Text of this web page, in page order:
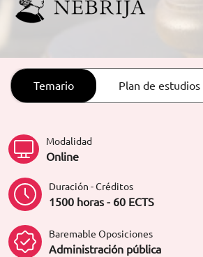
ORIENTACIÓN LABORAL
Temario Plan de estudios
Modalidad
Online
Duración - Créditos
1500 horas - 60 ECTS
Baremable Oposiciones
Administración pública